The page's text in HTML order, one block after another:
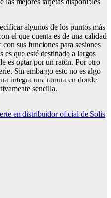
algunos de los puntos más
el que cuenta es de una calidad
sus funciones para sesiones
es que esté destinado a largos
es optar por un ratón. Por otro
Sin embargo esto no es algo
integra una ranura en donde
sencilla.
en distribuidor oficial de Solis